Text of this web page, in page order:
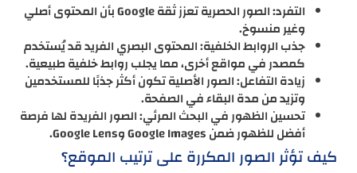
التفرد: الصور الحصرية تعزز ثقة Google بأن المحتوى أصلي
وغير منسوخ.
جذب الروابط الخلفية: المحتوى البصري الفريد قد يُستخدم
كمصدر في مواقع أخرى، مما يجلب روابط خلفية طبيعية.
زيادة التفاعل: الصور الأصلية تكون أكثر جذبًا للمستخدمين
وتزيد من مدة البقاء في الصفحة.
تحسين الظهور في البحث المرئي: الصور الفريدة لها فرصة
أفضل للظهور ضمن Google Images وGoogle Lens.
كيف تؤثر الصور المكررة على ترتيب الموقع؟